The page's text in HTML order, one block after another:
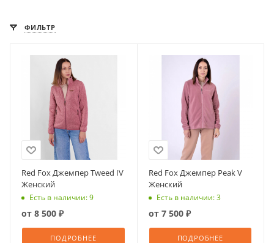
ФИЛЬТР
Red Fox Джемпер Tweed IV
Женский
Есть в наличии: 9
от 8 500 ₽
ПОДРОБНЕЕ
Red Fox Джемпер Peak V
Женский
Есть в наличии: 3
от 7 500 ₽
ПОДРОБНЕЕ